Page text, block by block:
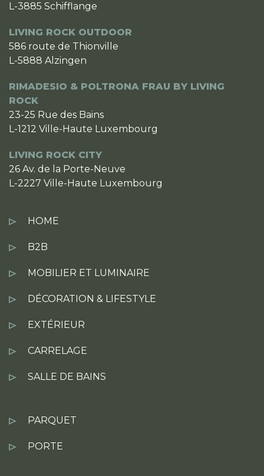
L-3885 Schifflange
LIVING ROCK OUTDOOR
586 route de Thionville
L-5888 Alzingen
RIMADESIO & POLTRONA FRAU BY LIVING
ROCK
23-25 Rue des Bains
L-1212 Ville-Haute Luxembourg
LIVING ROCK CITY
26 Av. de la Porte-Neuve
L-2227 Ville-Haute Luxembourg
HOME
B2B
MOBILIER ET LUMINAIRE
DÉCORATION & LIFESTYLE
EXTÉRIEUR
CARRELAGE
SALLE DE BAINS
PARQUET
PORTE